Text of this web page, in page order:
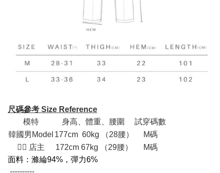
尺碼參考 Size Reference
模特
身高、體重、腰圍
試穿碼數
韓國男Model 177cm 60kg （28腰）
M碼
💁‍♂ 店主
172cm 67kg （29腰）
M碼
面料：滌綸94%，彈力6%
----------